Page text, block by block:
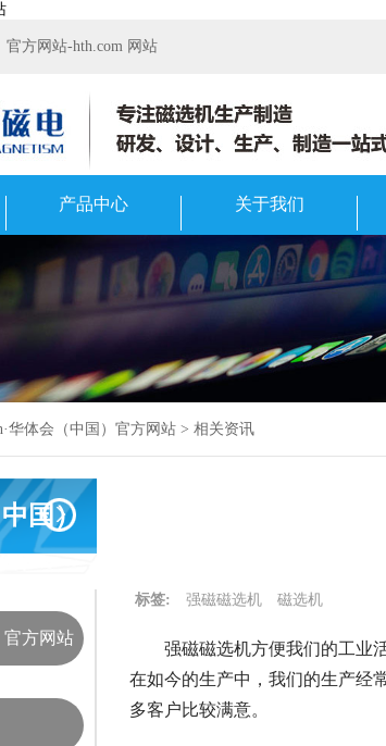
官方网站-hth.com 网站
产品中心 关于我们
华体会（中国）官方网站 > 相关资讯
国）
官方网站
标签: 强磁磁选机 磁选机
强磁磁选机方便我们的工业活
在如今的生产中，我们的生产经
多客户比较满意。